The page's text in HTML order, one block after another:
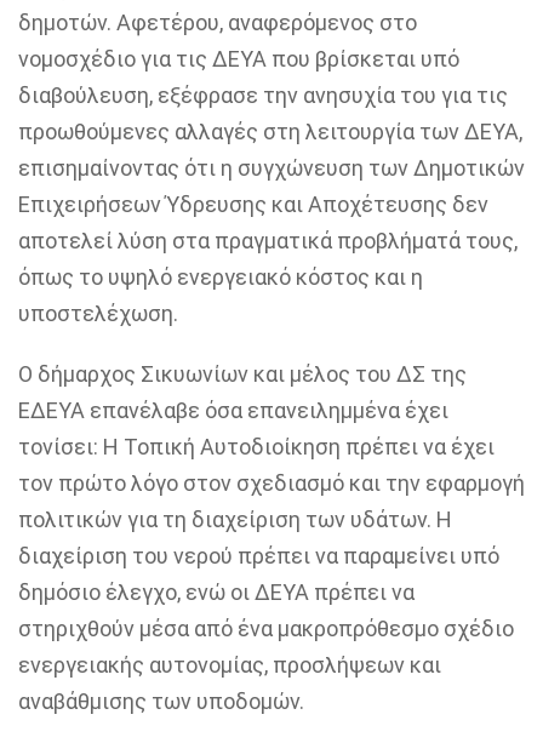
δημοτών. Αφετέρου, αναφερόμενος στο
νομοσχέδιο για τις ΔΕΥΑ που βρίσκεται υπό
διαβούλευση, εξέφρασε την ανησυχία του για τις
προωθούμενες αλλαγές στη λειτουργία των ΔΕΥΑ,
επισημαίνοντας ότι η συγχώνευση των Δημοτικών
Επιχειρήσεων Ύδρευσης και Αποχέτευσης δεν
αποτελεί λύση στα πραγματικά προβλήματά τους,
όπως το υψηλό ενεργειακό κόστος και η
υποστελέχωση.
Ο δήμαρχος Σικυωνίων και μέλος του ΔΣ της
ΕΔΕΥΑ επανέλαβε όσα επανειλημμένα έχει
τονίσει: Η Τοπική Αυτοδιοίκηση πρέπει να έχει
τον πρώτο λόγο στον σχεδιασμό και την εφαρμογή
πολιτικώνγια τη διαχείριση των υδάτων. Η
διαχείριση του νερού πρέπεινα παραμείνει υπό
δημόσιο έλεγχο, ενώ οι ΔΕΥΑ πρέπεινα
στηριχθούν μέσα από ένα μακροπρόθεσμο σχέδιο
ενεργειακής αυτονομίας, προσλήψεων και
αναβάθμισης των υποδομών.